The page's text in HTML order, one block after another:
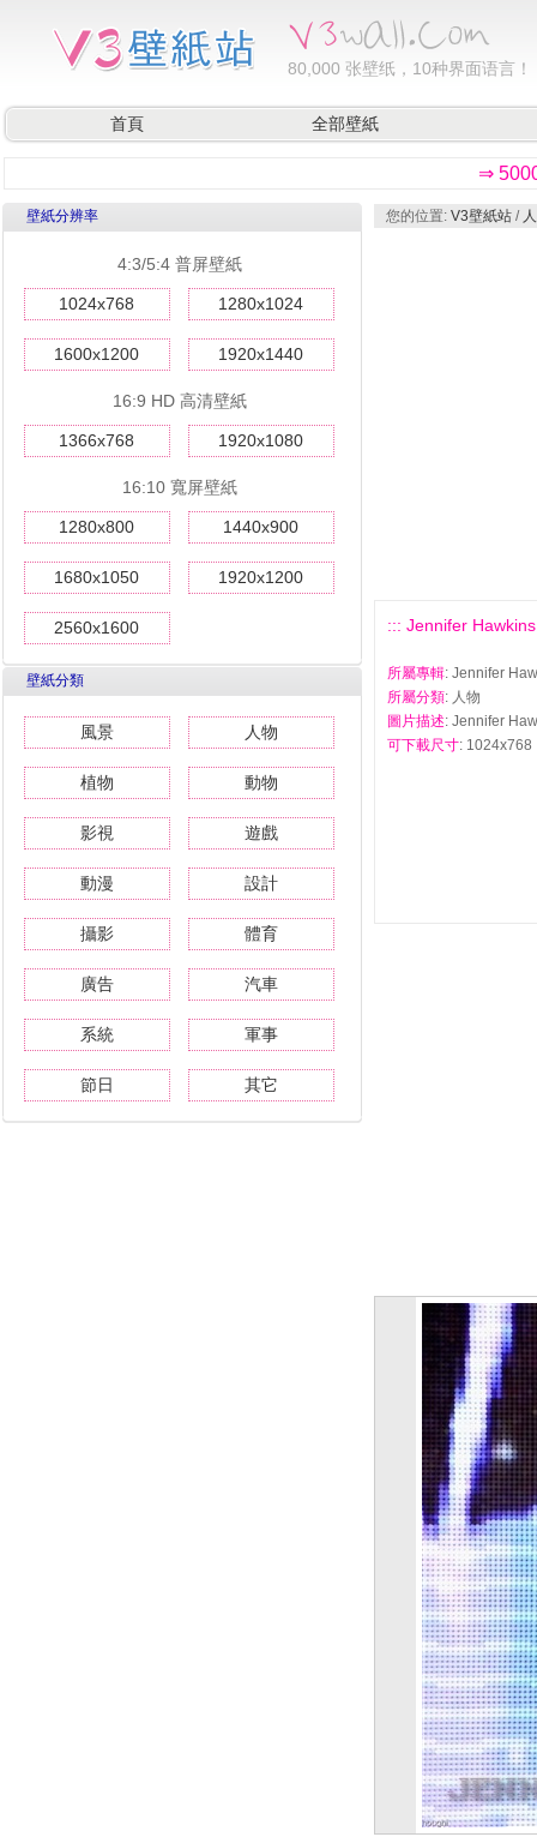
80,000 张壁纸，10种界面语言！
首頁 全部壁紙
⇒
壁紙分辨率
4:3/5:4 普屏壁紙
1024x768 1280x1024
1600x1200 1920x1440
16:9 HD 高清壁紙
1366x768 1920x1080
16:10 寬屏壁紙
1280x800 1440x900
1680x1050 1920x1200
2560x1600
壁紙分類
風景 人物
植物 動物
影視 遊戲
動漫 設計
攝影 體育
廣告 汽車
系統 軍事
節日 其它
您的位置: V3壁紙站 /
::: Jennifer
所屬專輯: Jennifer
所屬分類: 人物
圖片描述: Jennifer
可下載尺寸: